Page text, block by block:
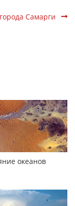
Самарги
океанов